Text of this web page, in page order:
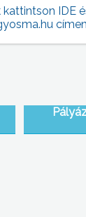
kattintson IDE